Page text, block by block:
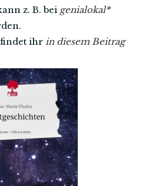
z. B. bei genialokal*
ihr in diesem Beitrag